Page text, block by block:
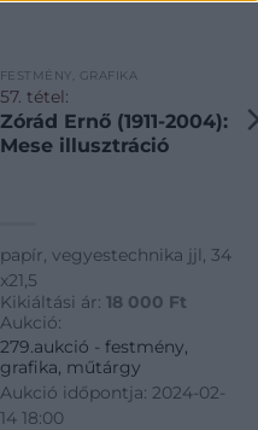
FESTMÉNY, GRAFIKA
57. tétel:
Zórád Ernő (1911-2004):
Mese illusztráció
papír, vegyestechnika jjl, 34
x21,5
Kikiáltási ár: 18 000 Ft
Aukció:
279.aukció - festmény,
grafika, műtárgy
Aukció időpontja: 2024-02-
14 18:00